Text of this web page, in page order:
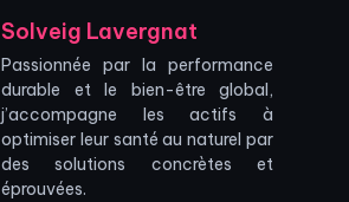
Solveig Lavergnat
Passionnée par la performance
durable et le bien-être global,
j’accompagne les actifs à
optimiser leur santé au naturel par
des solutions concrètes et
éprouvées.